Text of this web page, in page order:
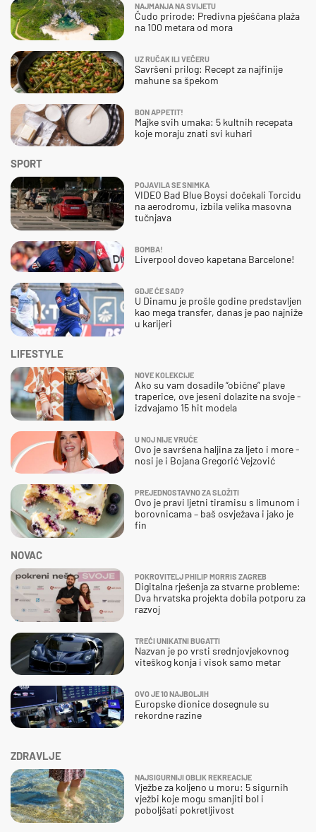
ZDRAVLJE
NAJSIGURNIJI OBLIK REKREACIJE
Vježbe za koljeno u moru: 5 sigurnih
vježbi koje mogu smanjiti bol i
poboljšati pokretljivost
SPORT
POJAVILA SE SNIMKA
VIDEO Bad Blue Boysi dočekali Torcidu
na aerodromu, izbila velika masovna
tučnjava
BOMBA!
Liverpool doveo kapetana Barcelone!
GDJE ĆE SAD?
U Dinamu je prošle godine predstavljen
kao mega transfer, danas je pao najniže
u karijeri
NAJMANJA NA SVIJETU
Čudo prirode: Predivna pješčana plaža
na 100 metara od mora
UZ RUČAK ILI VEČERU
Savršeni prilog: Recept za najfinije
mahune sa špekom
BON APPETIT!
Majke svih umaka: 5 kultnih recepata
koje moraju znati svi kuhari
NOVAC
POKROVITELJ PHILIP MORRIS ZAGREB
Digitalna rješenja za stvarne probleme:
Dva hrvatska projekta dobila potporu za
razvoj
TREĆI UNIKATNI BUGATTI
Nazvan je po vrsti srednjovjekovnog
viteškog konja i visok samo metar
OVO JE 10 NAJBOLJIH
Europske dionice dosegnule su
rekordne razine
LIFESTYLE
NOVE KOLEKCIJE
Ako su vam dosadile “obične” plave
traperice, ove jeseni dolazite na svoje -
izdvajamo 15 hit modela
U NOJ NIJE VRUĆE
Ovo je savršena haljina za ljeto i more -
nosi je i Bojana Gregorić Vejzović
PREJEDNOSTAVNO ZA SLOŽITI
Ovo je pravi ljetni tiramisu s limunom i
borovnicama – baš osvježava i jako je
fin